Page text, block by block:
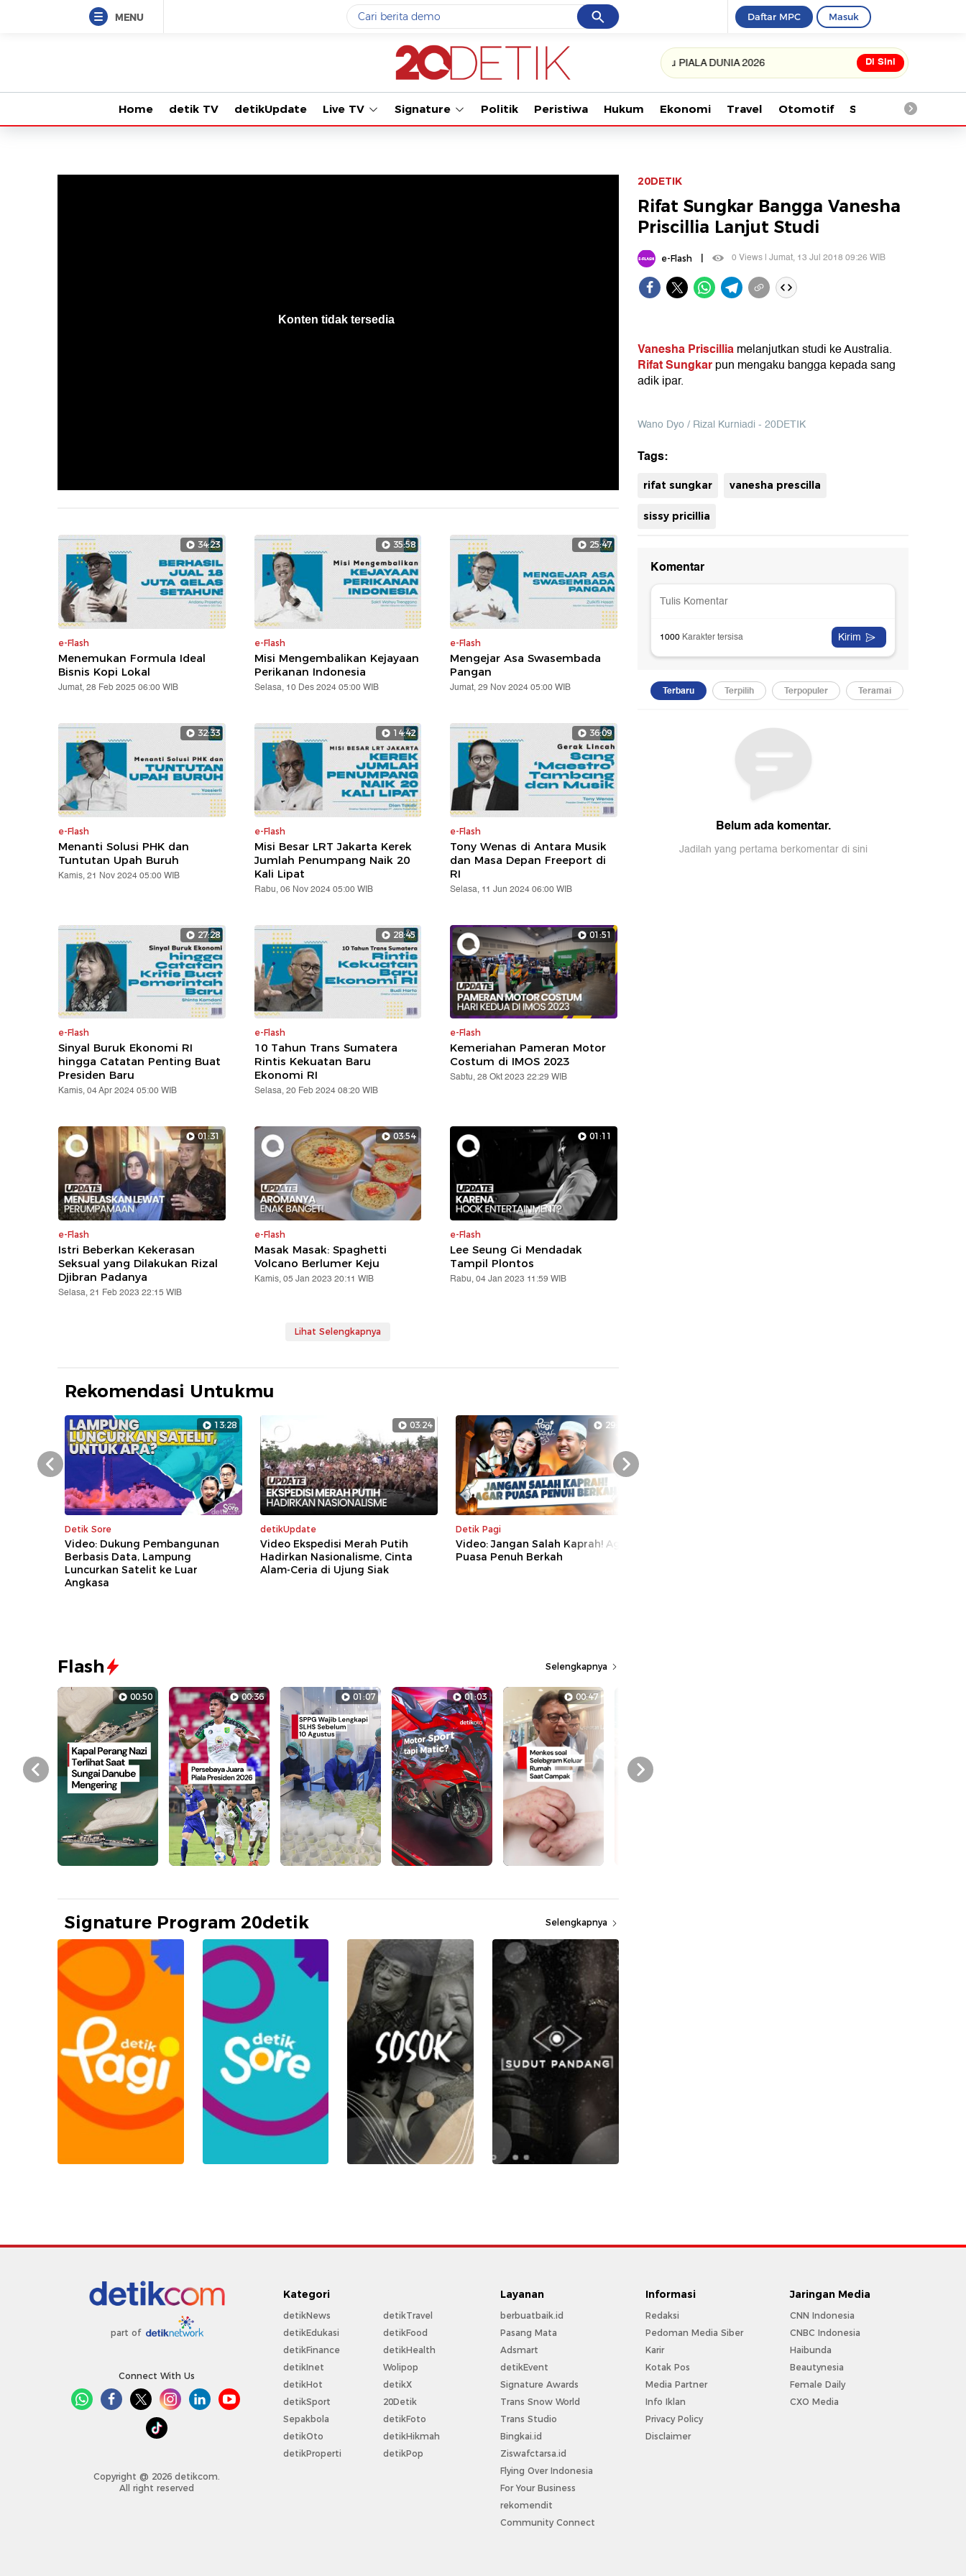
MENU Cancel
Yang sedang ramai dicari
gempa hari ini
#3prabowo
#5demo
Daftar MPC Masuk
Tonton kabar terbaru PIALA DUNIA 2026 Di Sini
Home detik TV detikUpdate Live TV Signature Politik Peristiwa Hukum Ekonomi Travel Otomotif Saintek
Konten tidak tersedia
34:23
e-Flash
Menemukan Formula Ideal
Bisnis Kopi Lokal
Jumat, 28 Feb 2025 06:00 WIB
35:58
e-Flash
Misi Mengembalikan Kejayaan
Perikanan Indonesia
Selasa, 10 Des 2024 05:00 WIB
25:47
e-Flash
Mengejar Asa Swasembada
Pangan
Jumat, 29 Nov 2024 05:00 WIB
32:33
e-Flash
Menanti Solusi PHK dan
Tuntutan Upah Buruh
Kamis, 21 Nov 2024 05:00 WIB
14:42
e-Flash
Misi Besar LRT Jakarta Kerek
Jumlah Penumpang Naik 20
Kali Lipat
Rabu, 06 Nov 2024 05:00 WIB
36:09
e-Flash
Tony Wenas di Antara Musik
dan Masa Depan Freeport di
RI
Selasa, 11 Jun 2024 06:00 WIB
27:28
e-Flash
Sinyal Buruk Ekonomi RI
hingga Catatan Penting Buat
Presiden Baru
Kamis, 04 Apr 2024 05:00 WIB
28:45
e-Flash
10 Tahun Trans Sumatera
Rintis Kekuatan Baru
Ekonomi RI
Selasa, 20 Feb 2024 08:20 WIB
01:51
e-Flash
Kemeriahan Pameran Motor
Costum di IMOS 2023
Sabtu, 28 Okt 2023 22:29 WIB
01:31
e-Flash
Istri Beberkan Kekerasan
Seksual yang Dilakukan Rizal
Djibran Padanya
Selasa, 21 Feb 2023 22:15 WIB
03:54
e-Flash
Masak Masak: Spaghetti
Volcano Berlumer Keju
Kamis, 05 Jan 2023 20:11 WIB
01:11
e-Flash
Lee Seung Gi Mendadak
Tampil Plontos
Rabu, 04 Jan 2023 11:59 WIB
Lihat Selengkapnya
Rekomendasi Untukmu
13:28
Detik Sore
Video: Dukung Pembangunan
Berbasis Data, Lampung
Luncurkan Satelit ke Luar
Angkasa
03:24
detikUpdate
Video Ekspedisi Merah Putih
Hadirkan Nasionalisme, Cinta
Alam-Ceria di Ujung Siak
29:28
Detik Pagi
Video: Jangan Salah Kaprah! Agar
Puasa Penuh Berkah
Prev Next
Flash Selengkapnya
00:50 00:36 01:07 01:03 00:47
Prev Next
Signature Program 20detik Selengkapnya
20DETIK
Rifat Sungkar Bangga Vanesha
Priscillia Lanjut Studi
e-Flash| 0 Views | Jumat, 13 Jul 2018 09:26 WIB
Vanesha Priscilliamelanjutkan studi ke Australia.
Rifat Sungkarpun mengaku bangga kepada sang
adik ipar.
Wano Dyo / Rizal Kurniadi - 20DETIK
Tags:
rifat sungkar vanesha prescilla
sissy pricillia
part of
Connect With Us
Copyright @ 2026 detikcom.
All right reserved
Kategori
detikNews
detikEdukasi
detikFinance
detikInet
detikHot
detikSport
Sepakbola
detikOto
detikProperti
detikTravel
detikFood
detikHealth
Wolipop
detikX
20Detik
detikFoto
detikHikmah
detikPop
Layanan
berbuatbaik.id
Pasang Mata
Adsmart
detikEvent
Signature Awards
Trans Snow World
Trans Studio
Bingkai.id
Ziswafctarsa.id
Flying Over Indonesia
For Your Business
rekomendit
Community Connect
Informasi
Redaksi
Pedoman Media Siber
Karir
Kotak Pos
Media Partner
Info Iklan
Privacy Policy
Disclaimer
Jaringan Media
CNN Indonesia
CNBC Indonesia
Haibunda
Beautynesia
Female Daily
CXO Media